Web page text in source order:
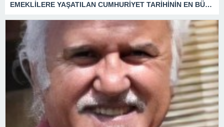
EMEKLİLERE YAŞATILAN CUMHURİYET TARİHİNİN EN BÜYÜK ZULMÜNÜN DERİN ANALİZİ !